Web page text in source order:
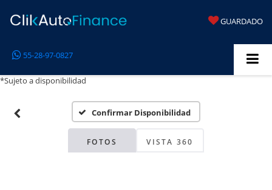
GUARDADO
55-28-97-0827
*Sujeto a disponibilidad
Confirmar Disponibilidad
FOTOS VISTA 360
Disponibles
Por favor, revise luego